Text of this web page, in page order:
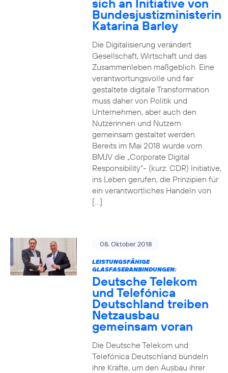
sich an Initiative von
Bundesjustizministerin
Katarina Barley
Die Digitalisierung verändert
Gesellschaft, Wirtschaft und das
Zusammenleben maßgeblich. Eine
verantwortungsvolle und fair
gestaltete digitale Transformation
muss daher von Politik und
Unternehmen, aber auch den
Nutzerinnen und Nutzern
gemeinsam gestaltet werden.
Bereits im Mai 2018 wurde vom
BMJV die „Corporate Digital
Responsibility“- (kurz: CDR) Initiative,
ins Leben gerufen, die Prinzipien für
ein verantwortliches Handeln von
[…]
08. Oktober 2018
LEISTUNGSFÄHIGE
GLASFASERANBINDUNGEN:
Deutsche Telekom
und Telefónica
Deutschland treiben
Netzausbau
gemeinsam voran
Die Deutsche Telekom und
Telefónica Deutschland bündeln
ihre Kräfte, um den Ausbau ihrer